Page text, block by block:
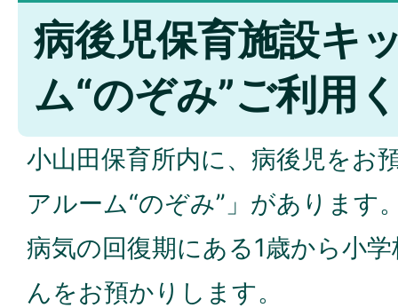
病後児保育施設キ
ム“のぞみ”ご利用
小山田保育所内に、病後児をお
アルーム“のぞみ”」があります
病気の回復期にある1歳から小
んをお預かりします。